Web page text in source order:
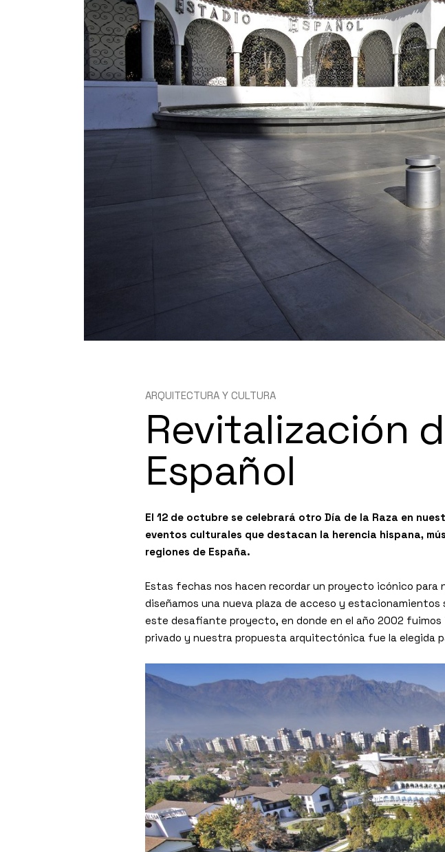
ARQUITECTURA Y CULTURA
Revitalización
Español
El 12 de octubre se celebrará otro Día de la Raza en
eventos culturales que destacan la herencia hispana,
regiones de España.
Estas fechas nos hacen recordar un proyecto icónico para
diseñamos una nueva plaza de acceso y
este desafiante proyecto, en donde en el año 2002
privado y nuestra propuesta arquitectónica fue la elegida